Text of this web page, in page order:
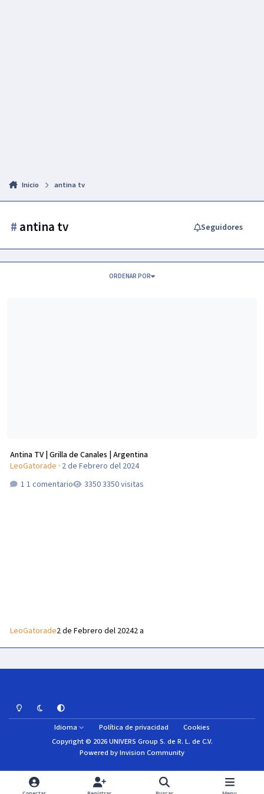
Inicio antina tv
# antina tv Seguidores
ORDENAR POR
Antina TV | Grilla de Canales | Argentina
LeoGatorade · 2 de Febrero del 2024
1 comentario
3350 visitas
LeoGatorade2 de Febrero del 20242 a
Light ModeDark ModeSystem Preference
Idioma Política de privacidad
Cookies
Copyright © 2026 UNIVERS Group S. de R. L. de C.V.
Powered byInvision Community